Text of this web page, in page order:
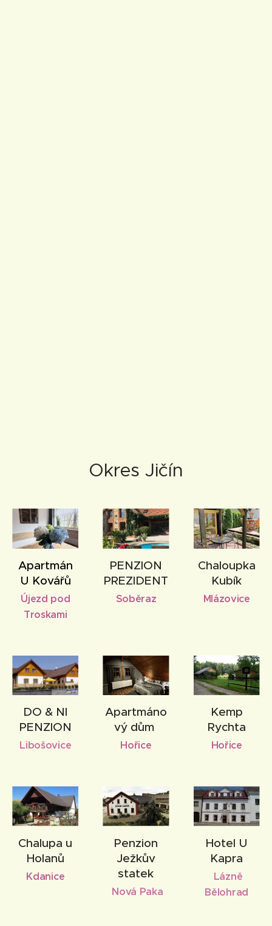
Okres Jičín
Apartmán
U Kovářů
Újezd pod
Troskami
PENZION
PREZIDENT
Soběraz
Chaloupka
Kubík
Mlázovice
DO & NI
PENZION
Libošovice
Apartmáno
vý dům
Hořice
Kemp
Rychta
Hořice
Chalupa u
Holanů
Kdanice
Penzion
Ježkův
statek
Nová Paka
Hotel U
Kapra
Lázně
Bělohrad